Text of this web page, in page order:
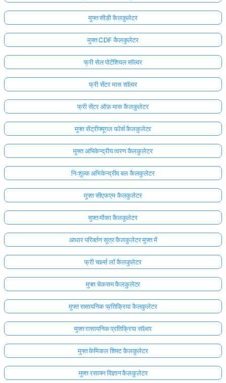
मुफ्त सीडी कैलकुलेटर
मुफ्त CDF कैलकुलेटर
फ्री सेल पोटेंशियल सॉल्वर
फ्री सेंटर मास सॉल्वर
फ्री सेंटर ऑफ़ मास कैलकुलेटर
मुफ्त सेंट्रीफ्यूगल फोर्स कैलकुलेटर
मुफ्त अभिकेन्द्रीय त्वरण कैलकुलेटर
निःशुल्क अभिकेन्द्रीय बल कैलकुलेटर
मुफ्त सीएफएम कैलकुलेटर
मुफ्त मौका कैलकुलेटर
आधार परिवर्तन सूत्र कैलकुलेटर मुफ्त में
फ्री चार्ल्स लॉ कैलकुलेटर
मुफ्त चेकसम कैलकुलेटर
मुफ्त रासायनिक प्रतिक्रिया कैलकुलेटर
मुफ्त रासायनिक प्रतिक्रिया सॉल्वर
मुफ्त केमिकल शिफ्ट कैलकुलेटर
मुफ्त रसायन विज्ञान कैलकुलेटर